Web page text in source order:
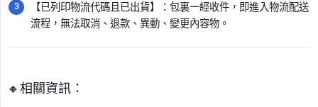
【已列印物流代碼且已出貨】：包裏一經收件，即進入物流配送
流程，無法取消、退款、異動、變更內容物。
🔸相關資訊：